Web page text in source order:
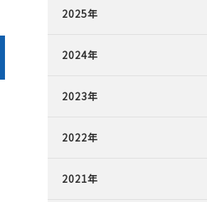
2025年
2024年
2023年
2022年
2021年